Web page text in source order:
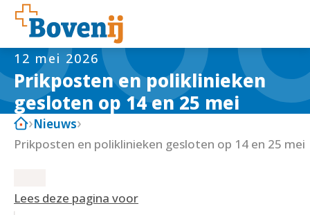
Prikposten en poliklinieken
gesloten op 14 en 25 mei
12 mei 2026
Nieuws
Prikposten en poliklinieken gesloten op 14 en 25 mei
Lees deze pagina voor